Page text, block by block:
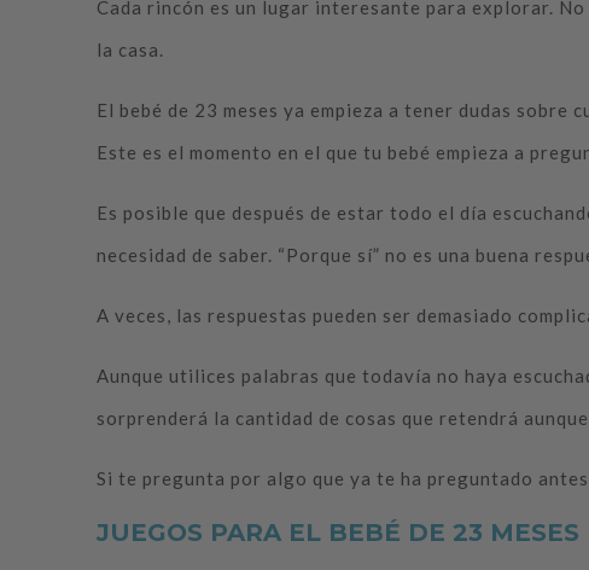
Cada rincón es un lugar interesante para explorar.
la casa.
El bebé de 23 meses ya empieza a tener dudas
Este es el momento en el que tu bebé empieza a
Es posible que después de estar todo el día
necesidad de saber. “Porque sí” no es una buena
A veces, las respuestas pueden ser demasiado
Aunque utilices palabras que todavía no haya
sorprenderá la cantidad de cosas que retendrá
Si te pregunta por algo que ya te ha preguntado
JUEGOS PARA EL BEBÉ DE 23 MESES